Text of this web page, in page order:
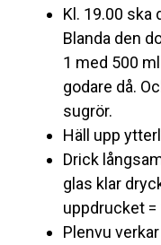
Kl. 19.00 ska
Blanda den
1 med 500
godare då.
sugrör.
Häll upp
Drick
glas klar
uppdrucket =
Plenvu